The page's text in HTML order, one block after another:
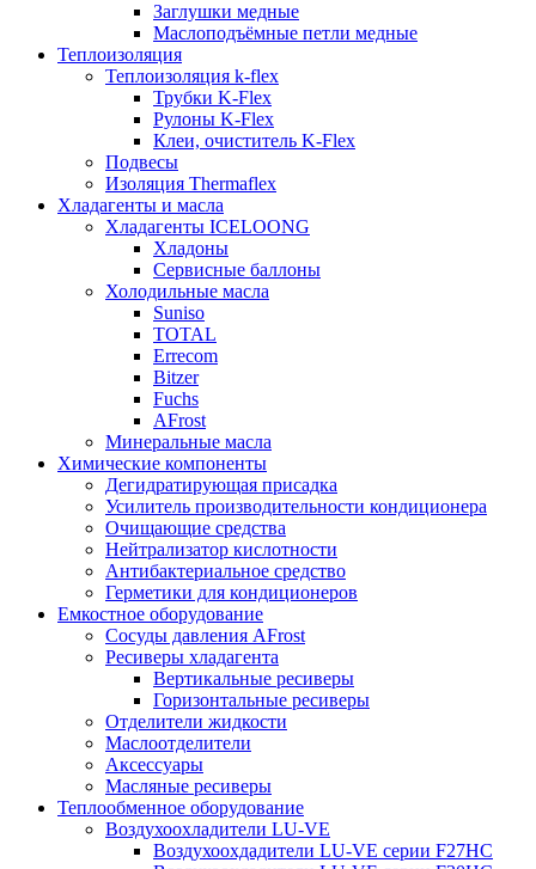
Заглушки медные
Маслоподъёмные петли медные
Теплоизоляция
Теплоизоляция k-flex
Трубки K-Flex
Рулоны K-Flex
Клеи, очиститель K-Flex
Подвесы
Изоляция Thermaflex
Хладагенты и масла
Хладагенты ICELOONG
Хладоны
Сервисные баллоны
Холодильные масла
Suniso
TOTAL
Errecom
Bitzer
Fuchs
AFrost
Минеральные масла
Химические компоненты
Дегидратирующая присадка
Усилитель производительности кондиционера
Очищающие средства
Нейтрализатор кислотности
Антибактериальное средство
Герметики для кондиционеров
Емкостное оборудование
Сосуды давления AFrost
Ресиверы хладагента
Вертикальные ресиверы
Горизонтальные ресиверы
Отделители жидкости
Маслоотделители
Аксессуары
Масляные ресиверы
Теплообменное оборудование
Воздухоохладители LU-VE
Воздухоохдадители LU-VE серии F27HC